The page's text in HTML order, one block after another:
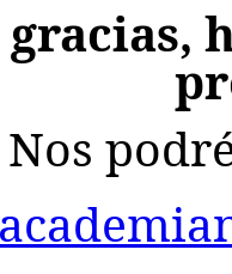
gracias,
Nos